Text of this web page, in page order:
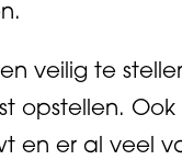
veilig te
opstellen.
en er al veel